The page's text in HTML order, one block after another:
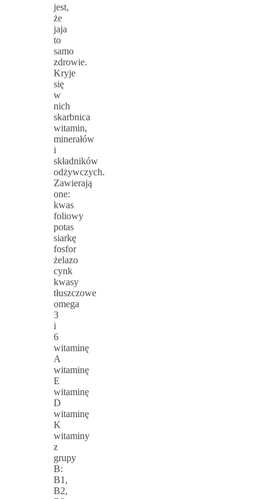
jest,
że
jaja
to
samo
zdrowie.
Kryje
się
w
nich
skarbnica
witamin,
minerałów
i
składników
odżywczych.
Zawierają
one:
kwas
foliowy
potas
siarkę
fosfor
żelazo
cynk
kwasy
tłuszczowe
omega
3
i
6
witaminę
A
witaminę
E
witaminę
D
witaminę
K
witaminy
z
grupy
B:
B1,
B2,